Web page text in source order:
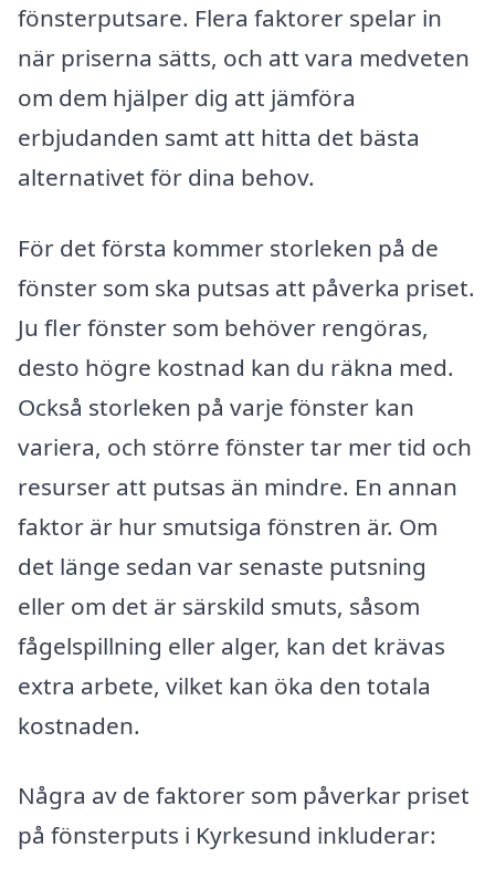
fönsterputsare. Flera faktorer spelar in
när priserna sätts, och att vara medveten
om dem hjälper dig att jämföra
erbjudanden samt att hitta det bästa
alternativet för dina behov.
För det första kommer storleken på de
fönster som ska putsas att påverka priset.
Ju fler fönster som behöver rengöras,
desto högre kostnad kan du räkna med.
Också storleken på varje fönster kan
variera, och större fönster tar mer tid och
resurser att putsas än mindre. En annan
faktor är hur smutsiga fönstren är. Om
det länge sedan var senaste putsning
eller om det är särskild smuts, såsom
fågelspillning eller alger, kan det krävas
extra arbete, vilket kan öka den totala
kostnaden.
Några av de faktorer som påverkar priset
på fönsterputs i Kyrkesund inkluderar: